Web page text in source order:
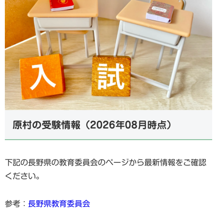
原村の受験情報（2026年08月時点）
下記の長野県の教育委員会のページから最新情報をご確認
ください。
参考： 長野県教育委員会